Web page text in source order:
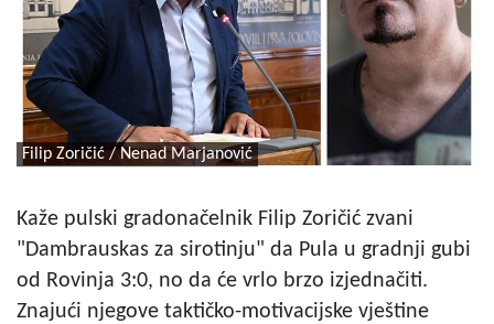
Filip Zoričić / Nenad Marjanović
Kaže pulski gradonačelnik Filip Zoričić zvani
"Dambrauskas za sirotinju" da Pula u gradnji gubi
od Rovinja 3:0, no da će vrlo brzo izjednačiti.
Znajući njegove taktičko-motivacijske vještine